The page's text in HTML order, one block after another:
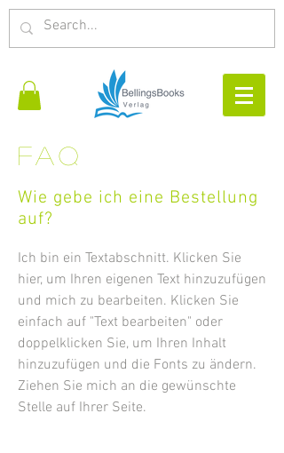
FAQ
Wie gebe ich eine Bestellung
auf?
Ich bin ein Textabschnitt. Klicken Sie
hier, um Ihren eigenen Text hinzuzufügen
und mich zu bearbeiten. Klicken Sie
einfach auf "Text bearbeiten" oder
doppelklicken Sie, um Ihren Inhalt
hinzuzufügen und die Fonts zu ändern.
Ziehen Sie mich an die gewünschte
Stelle auf Ihrer Seite.